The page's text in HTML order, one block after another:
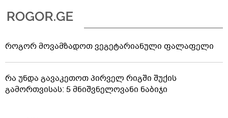
როგორ მოვამზადოთ ვეგეტარიანული ფალაფელი
რა უნდა გავაკეთოთ პირველ რიგში შუქის
გამორთვისას: 5 მნიშვნელოვანი ნაბიჯი